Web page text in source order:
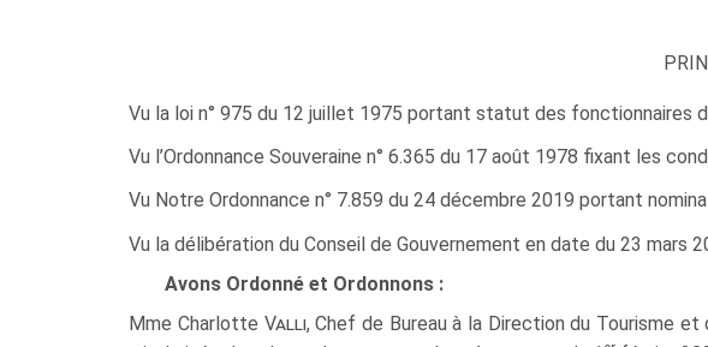
Vu la loi n° 975 du 12 juillet 1975 portant statut des fonctionnaires
Vu l’Ordonnance Souveraine n° 6.365 du 17 août 1978 fixant les
Vu Notre Ordonnance n° 7.859 du 24 décembre 2019 portant
Vu la délibération du Conseil de Gouvernement en date du 23 mars
Avons Ordonné et Ordonnons :
Mme Charlotte Valli, Chef de Bureau à la Direction du Tourisme